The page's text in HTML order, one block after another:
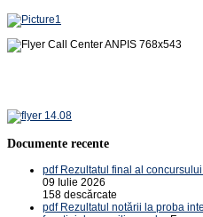
Documente recente
pdf Rezultatul final al
09 Iulie 2026
158 descărcate
pdf Rezultatul notării la proba